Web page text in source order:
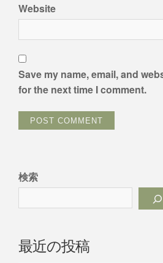
Website
Save my name, email, and
for the next time I comment.
検索
最近の投稿